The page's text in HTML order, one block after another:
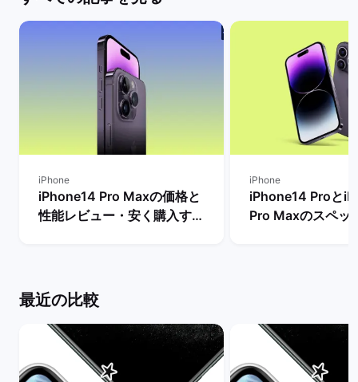
iPhone
iPhone14 Pro Maxの価格と
性能レビュー・安く購入する
iPhone
iPhone14 Proと
Pro Maxのスペッ
最近の比較